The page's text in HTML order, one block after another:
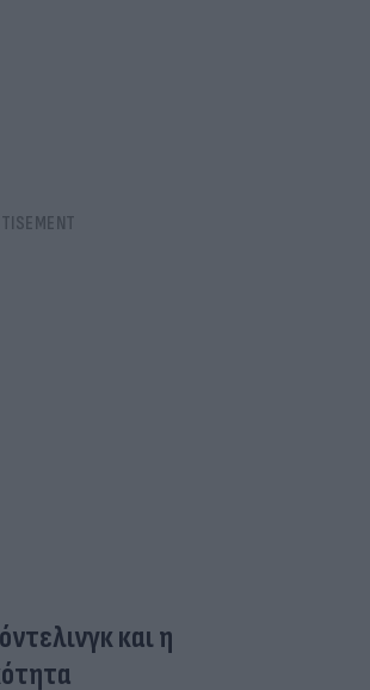
και η